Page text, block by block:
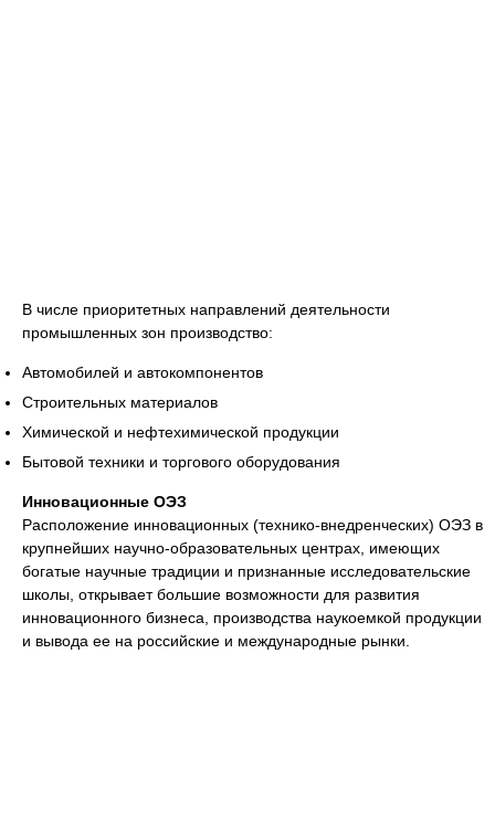
В числе приоритетных направлений деятельности
промышленных зон производство:
Автомобилей и автокомпонентов
Строительных материалов
Химической и нефтехимической продукции
Бытовой техники и торгового оборудования
Инновационные ОЭЗ
Расположение инновационных (технико-внедренческих) ОЭЗ в
крупнейших научно-образовательных центрах, имеющих
богатые научные традиции и признанные исследовательские
школы, открывает большие возможности для развития
инновационного бизнеса, производства наукоемкой продукции
и вывода ее на российские и международные рынки.